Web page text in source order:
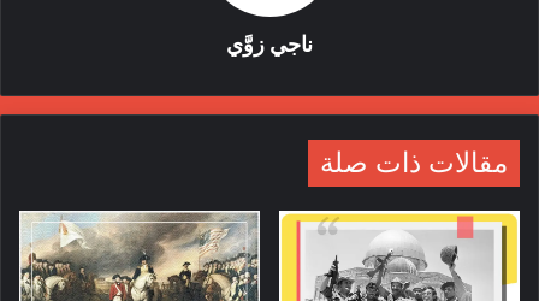
ناجي زوَّي
مقالات ذات صلة